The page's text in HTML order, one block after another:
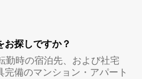
お探しですか？
時の宿泊先、および社宅
備のマンション・アパート